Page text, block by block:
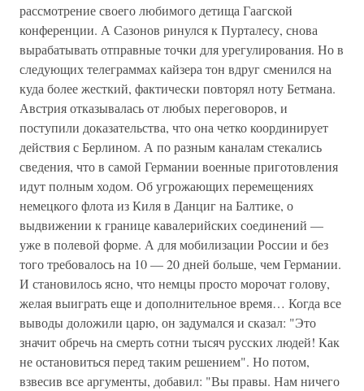
рассмотрение своего любимого детища Гаагской
конференции. А Сазонов ринулся к Пурталесу, снова
вырабатывать отправные точки для урегулирования. Но в
следующих телеграммах кайзера тон вдруг сменился на
куда более жесткий, фактически повторял ноту Бетмана.
Австрия отказывалась от любых переговоров, и
поступили доказательства, что она четко координирует
действия с Берлином. А по разным каналам стекались
сведения, что в самой Германии военные приготовления
идут полным ходом. Об угрожающих перемещениях
немецкого флота из Киля в Данциг на Балтике, о
выдвижении к границе кавалерийских соединений —
уже в полевой форме. А для мобилизации России и без
того требовалось на 10 — 20 дней больше, чем Германии.
И становилось ясно, что немцы просто морочат голову,
желая выиграть еще и дополнительное время… Когда все
выводы доложили царю, он задумался и сказал: "Это
значит обречь на смерть сотни тысяч русских людей! Как
не остановиться перед таким решением". Но потом,
взвесив все аргументы, добавил: "Вы правы. Нам ничего